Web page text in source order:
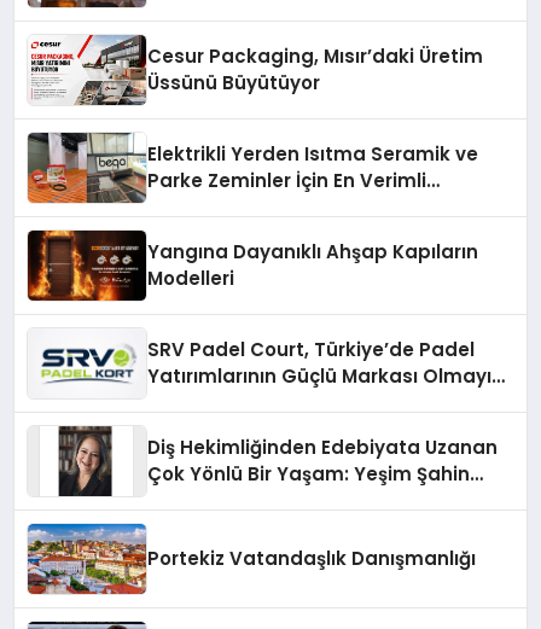
Cesur Packaging, Mısır’daki Üretim
Üssünü Büyütüyor
Elektrikli Yerden Isıtma Seramik ve
Parke Zeminler İçin En Verimli
Yangına Dayanıklı Ahşap Kapıların
Modelleri
SRV Padel Court, Türkiye’de Padel
Yatırımlarının Güçlü Markası Olmayı
Diş Hekimliğinden Edebiyata Uzanan
Çok Yönlü Bir Yaşam: Yeşim Şahin
Portekiz Vatandaşlık Danışmanlığı